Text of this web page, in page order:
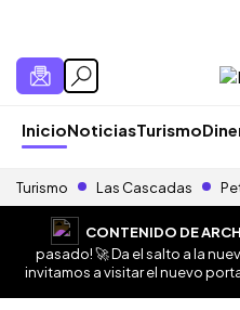
InicioNoticiasTurismo
Turismo Las Cascadas
CONTENIDO DE
pasado! 🚀 Da el salto a la
invitamos a visitar el nuevo